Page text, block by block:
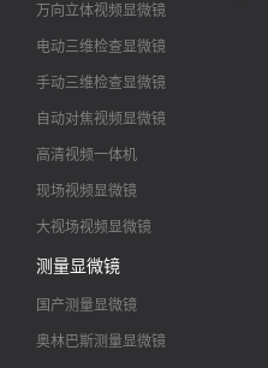
万向立体视频显微镜
电动三维检查显微镜
手动三维检查显微镜
自动对焦视频显微镜
高清视频一体机
现场视频显微镜
大视场视频显微镜
大景深视频显微镜
高清镜头
测量显微镜
国产测量显微镜
奥林巴斯测量显微镜